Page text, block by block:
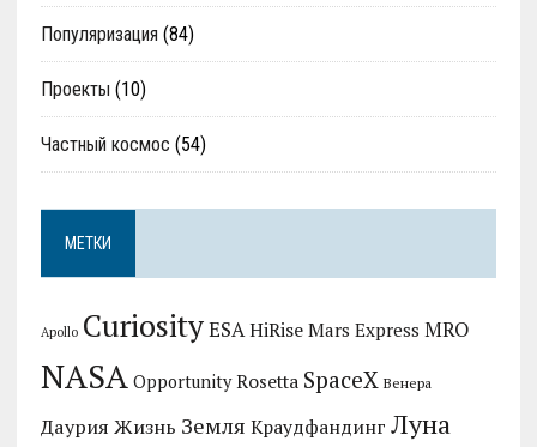
Популяризация (84)
Проекты (10)
Частный космос (54)
МЕТКИ
Apollo Curiosity ESA HiRise Mars Express MRO
NASA Opportunity Rosetta SpaceX Венера
Даурия Жизнь Земля Краудфандинг Луна